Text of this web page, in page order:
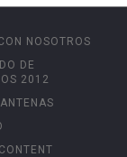
NOSOTROS
DE
2012